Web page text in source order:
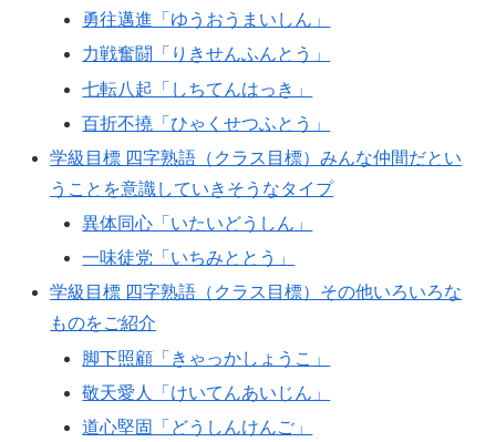
勇往邁進「ゆうおうまいしん」
力戦奮闘「りきせんふんとう」
七転八起「しちてんはっき」
百折不撓「ひゃくせつふとう」
学級目標 四字熟語（クラス目標）みんな仲間だとい
うことを意識していきそうなタイプ
異体同心「いたいどうしん」
一味徒党「いちみととう」
学級目標 四字熟語（クラス目標）その他いろいろな
ものをご紹介
脚下照顧「きゃっかしょうこ」
敬天愛人「けいてんあいじん」
道心堅固「どうしんけんご」